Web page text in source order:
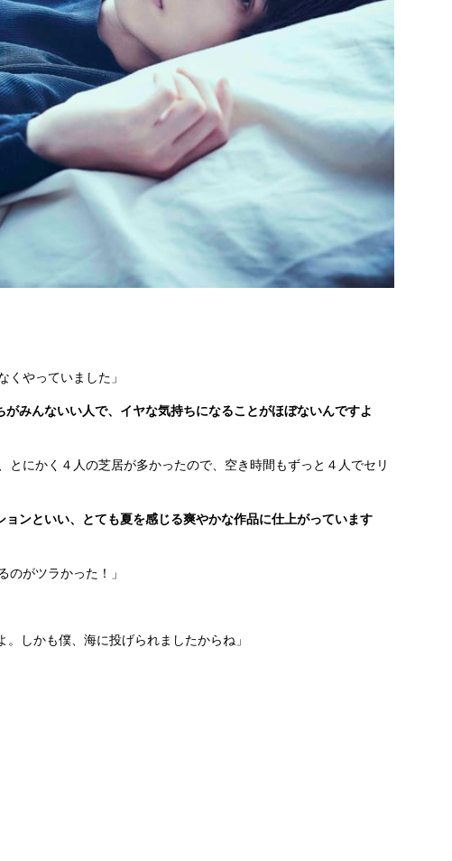
くやっていました」
みんないい人で、イヤな気持ちになることがほぼないんですよ
とにかく４人の芝居が多かったので、空き時間もずっと４人でセリ
ンといい、とても夏を感じる爽やかな作品に仕上がっています
のがツラかった！」
しかも僕、海に投げられましたからね」